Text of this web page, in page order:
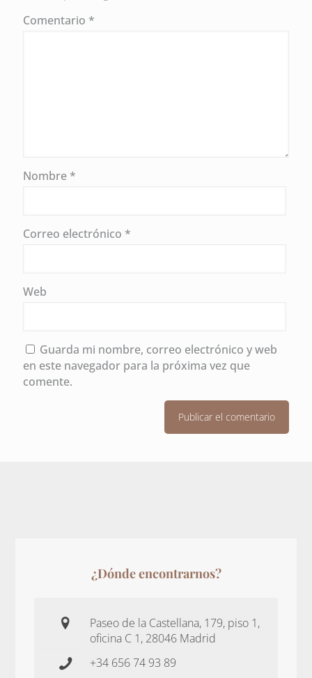
Comentario *
Nombre *
Correo electrónico *
Web
Guarda mi nombre, correo electrónico y web
en este navegador para la próxima vez que
comente.
¿Dónde encontrarnos?
Paseo de la Castellana, 179, piso 1,
oficina C 1, 28046 Madrid
+34 656 74 93 89